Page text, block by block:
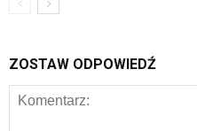
ZOSTAW ODPOWIEDŹ